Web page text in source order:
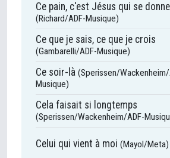
Ce pain, c'est Jésus qui se donne
(Richard/ADF-Musique)
Ce que je sais, ce que je crois
(Gambarelli/ADF-Musique)
Ce soir-là (Sperissen/Wackenheim/
Musique)
Cela faisait si longtemps
(Sperissen/Wackenheim/ADF-
Celui qui vient à moi (Mayol/Meta)